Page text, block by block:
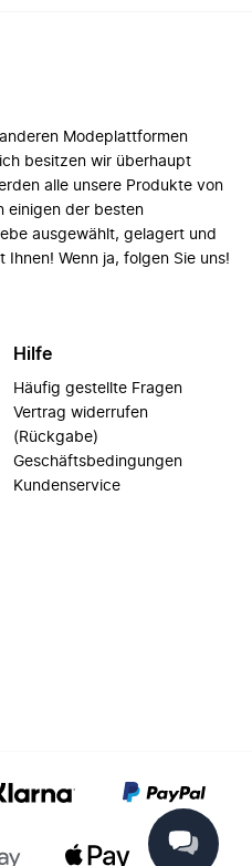
Modeplattformen
besitzen wir überhaupt
alle unsere Produkte von
einigen der besten
ausgewählt, gelagert und
Wenn ja, folgen Sie uns!
Hilfe
Häufig gestellte Fragen
Vertrag widerrufen
(Rückgabe)
Geschäftsbedingungen
Kundenservice